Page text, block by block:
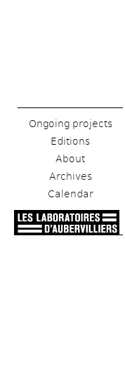
Ongoing projects
Editions
About
Archives
Calendar